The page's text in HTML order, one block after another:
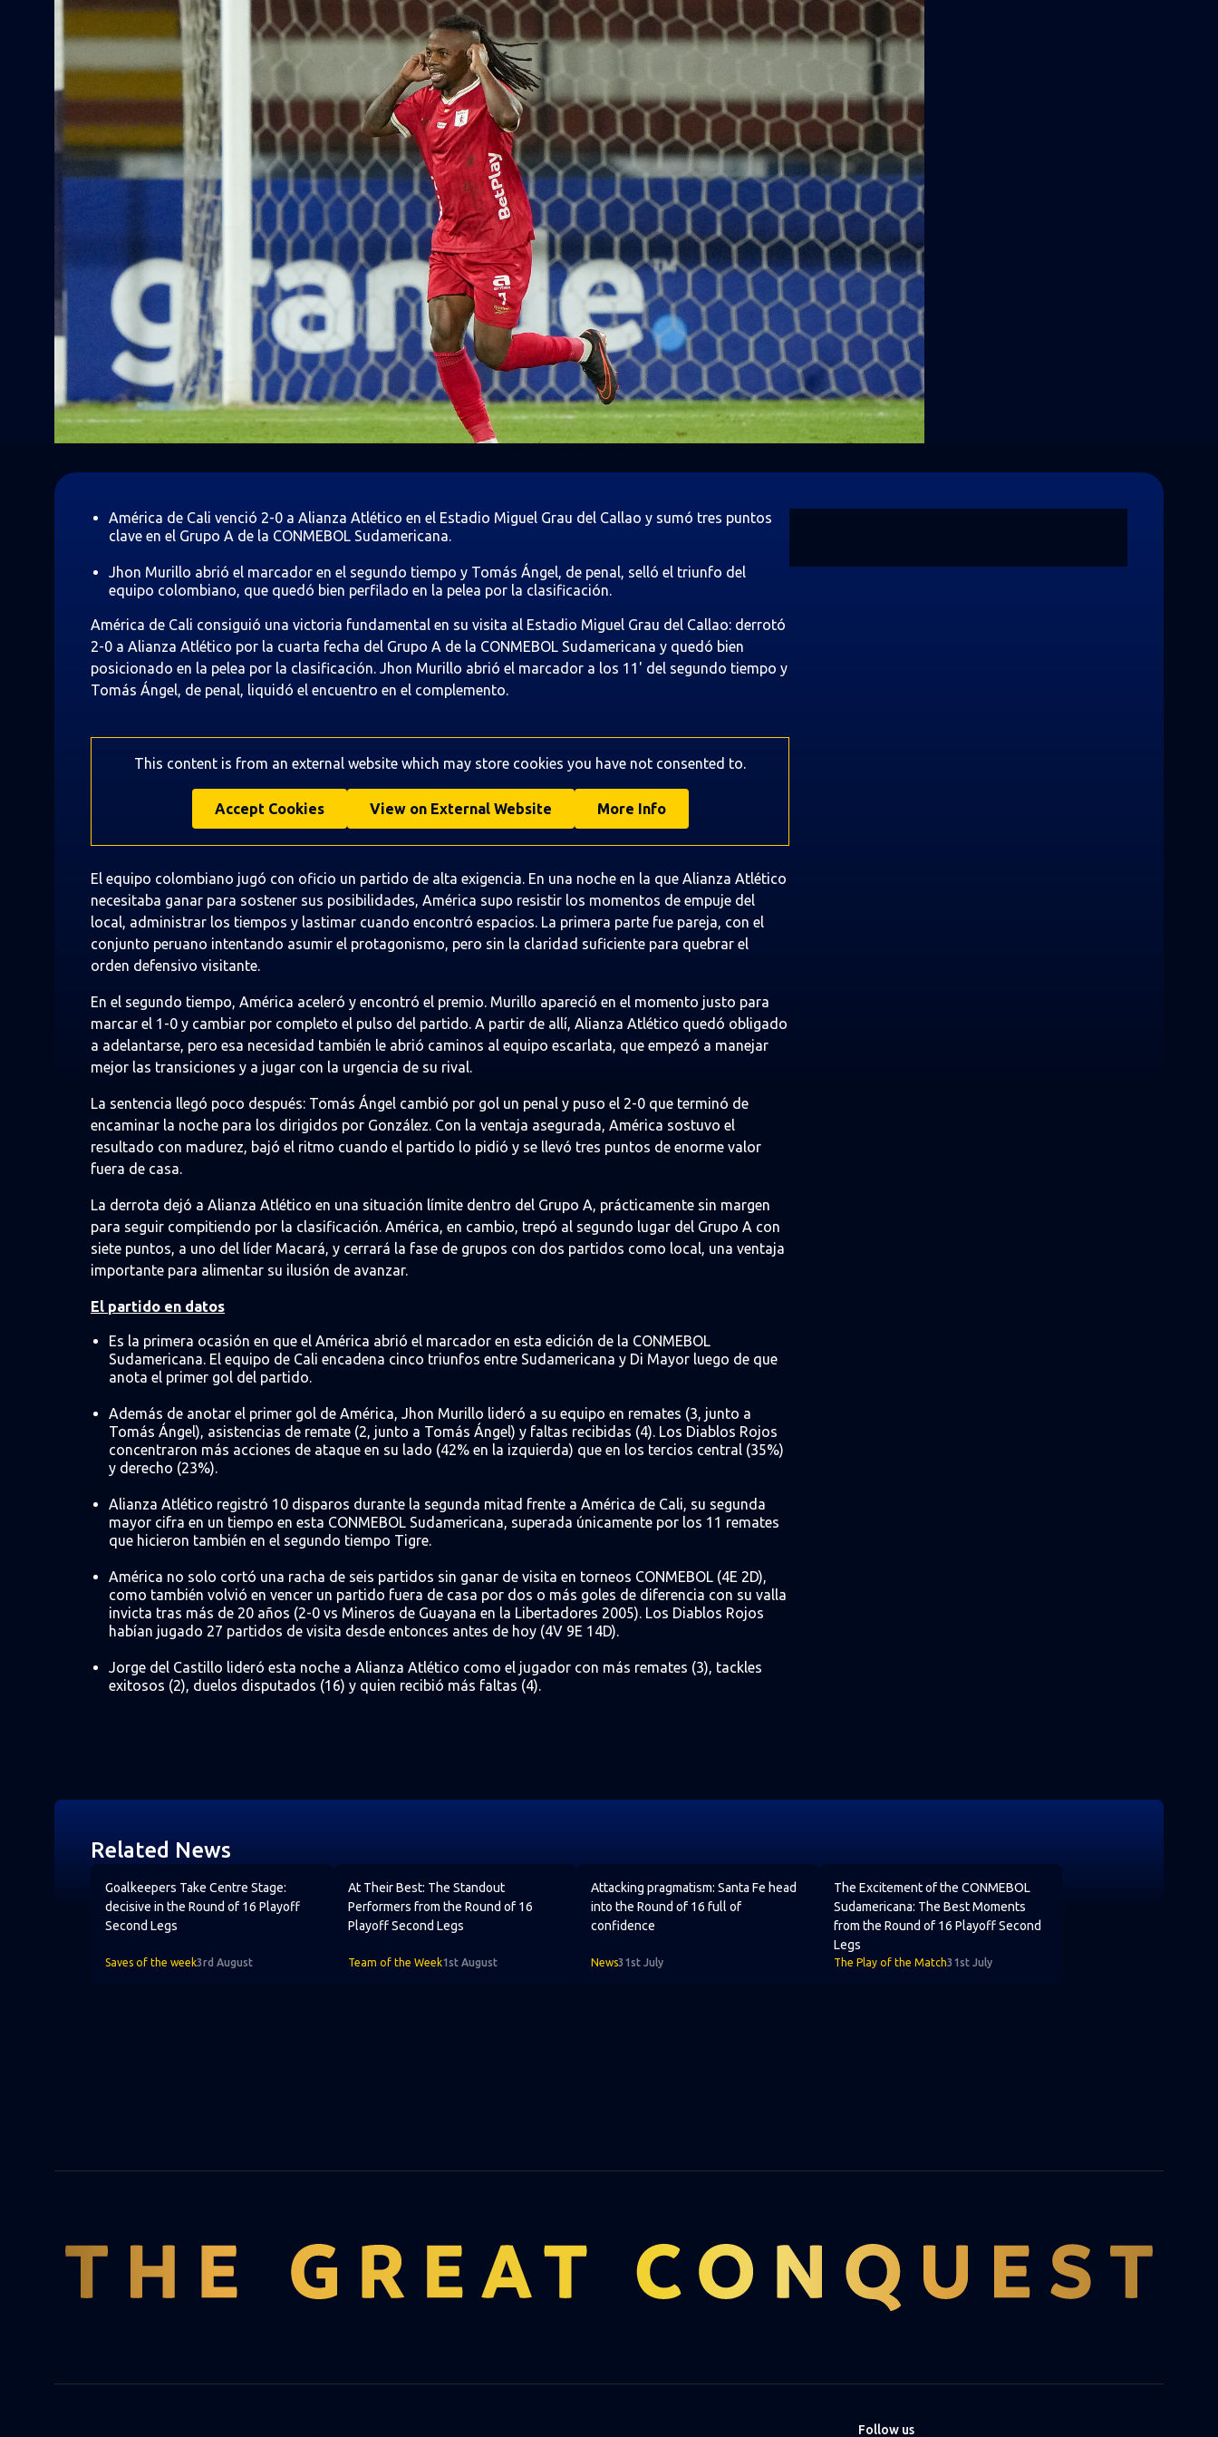
América de Cali venció 2-0 a Alianza Atlético en el Estadio Miguel Grau del Callao y sumó tres puntos
clave en el Grupo A de la CONMEBOL Sudamericana.
Jhon Murillo abrió el marcador en el segundo tiempo y Tomás Ángel, de penal, selló el triunfo del
equipo colombiano, que quedó bien perfilado en la pelea por la clasificación.
América de Cali consiguió una victoria fundamental en su visita al Estadio Miguel Grau del Callao: derrotó
2-0 a Alianza Atlético por la cuarta fecha del Grupo A de la CONMEBOL Sudamericana y quedó bien
posicionado en la pelea por la clasificación. Jhon Murillo abrió el marcador a los 11' del segundo tiempo y
Tomás Ángel, de penal, liquidó el encuentro en el complemento.
This content is from an external website which may store cookies you have not consented to.
Accept Cookies View on External Website More Info
El equipo colombiano jugó con oficio un partido de alta exigencia. En una noche en la que Alianza Atlético
necesitaba ganar para sostener sus posibilidades, América supo resistir los momentos de empuje del
local, administrar los tiempos y lastimar cuando encontró espacios. La primera parte fue pareja, con el
conjunto peruano intentando asumir el protagonismo, pero sin la claridad suficiente para quebrar el
orden defensivo visitante.
En el segundo tiempo, América aceleró y encontró el premio. Murillo apareció en el momento justo para
marcar el 1-0 y cambiar por completo el pulso del partido. A partir de allí, Alianza Atlético quedó obligado
a adelantarse, pero esa necesidad también le abrió caminos al equipo escarlata, que empezó a manejar
mejor las transiciones y a jugar con la urgencia de su rival.
La sentencia llegó poco después: Tomás Ángel cambió por gol un penal y puso el 2-0 que terminó de
encaminar la noche para los dirigidos por González. Con la ventaja asegurada, América sostuvo el
resultado con madurez, bajó el ritmo cuando el partido lo pidió y se llevó tres puntos de enorme valor
fuera de casa.
La derrota dejó a Alianza Atlético en una situación límite dentro del Grupo A, prácticamente sin margen
para seguir compitiendo por la clasificación. América, en cambio, trepó al segundo lugar del Grupo A con
siete puntos, a uno del líder Macará, y cerrará la fase de grupos con dos partidos como local, una ventaja
importante para alimentar su ilusión de avanzar.
El partido en datos
Es la primera ocasión en que el América abrió el marcador en esta edición de la CONMEBOL
Sudamericana. El equipo de Cali encadena cinco triunfos entre Sudamericana y Di Mayor luego de que
anota el primer gol del partido.
Además de anotar el primer gol de América, Jhon Murillo lideró a su equipo en remates (3, junto a
Tomás Ángel), asistencias de remate (2, junto a Tomás Ángel) y faltas recibidas (4). Los Diablos Rojos
concentraron más acciones de ataque en su lado (42% en la izquierda) que en los tercios central (35%)
y derecho (23%).
Alianza Atlético registró 10 disparos durante la segunda mitad frente a América de Cali, su segunda
mayor cifra en un tiempo en esta CONMEBOL Sudamericana, superada únicamente por los 11 remates
que hicieron también en el segundo tiempo Tigre.
América no solo cortó una racha de seis partidos sin ganar de visita en torneos CONMEBOL (4E 2D),
como también volvió en vencer un partido fuera de casa por dos o más goles de diferencia con su valla
invicta tras más de 20 años (2-0 vs Mineros de Guayana en la Libertadores 2005). Los Diablos Rojos
habían jugado 27 partidos de visita desde entonces antes de hoy (4V 9E 14D).
Jorge del Castillo lideró esta noche a Alianza Atlético como el jugador con más remates (3), tackles
exitosos (2), duelos disputados (16) y quien recibió más faltas (4).
Related News
Goalkeepers Take Centre Stage:
decisive in the Round of 16 Playoff
Second Legs
Saves of the week3rd August
At Their Best: The Standout
Performers from the Round of 16
Playoff Second Legs
Team of the Week1st August
Attacking pragmatism: Santa Fe head
into the Round of 16 full of
confidence
News31st July
The Excitement of the CONMEBOL
Sudamericana: The Best Moments
from the Round of 16 Playoff Second
Legs
The Play of the Match31st July
Follow us